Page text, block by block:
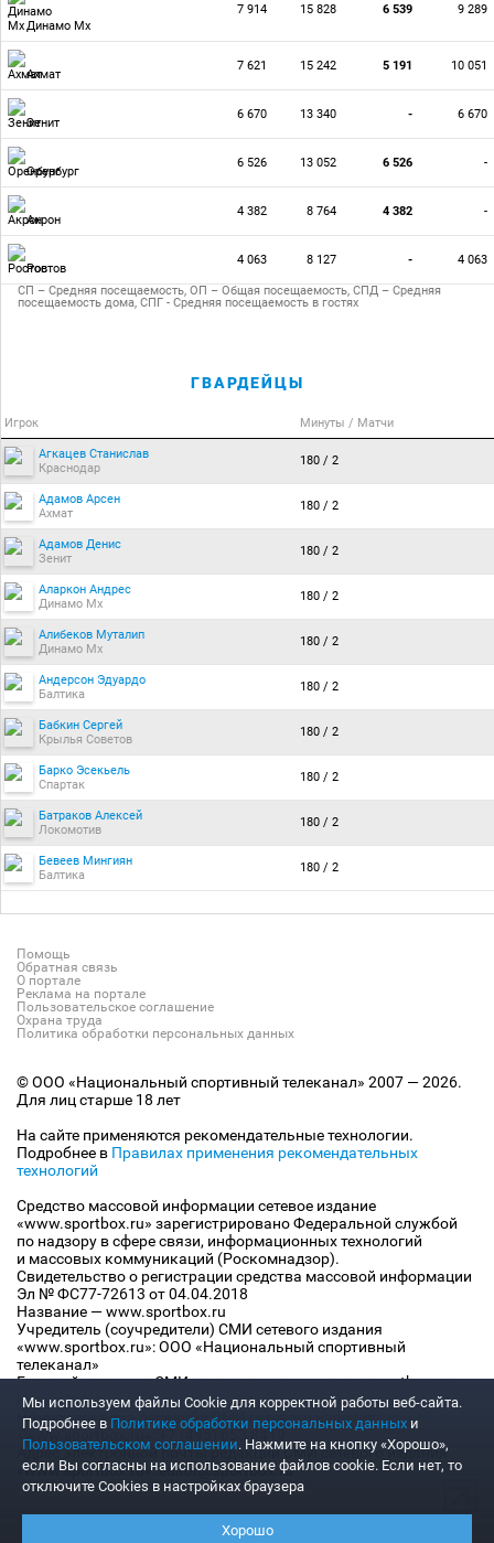
Динамо Мх
7 914 15 828 6 539 9 289
Ахмат
7 621 15 242 5 191 10 051
Зенит
6 670 13 340 - 6 670
Оренбург
6 526 13 052 6 526 -
Акрон
4 382 8 764 4 382 -
Ростов
4 063 8 127 - 4 063
СП – Средняя посещаемость, ОП – Общая посещаемость, СПД – Средняя
посещаемость дома, СПГ - Средняя посещаемость в гостях
ГВАРДЕЙЦЫ
Игрок Минуты / Матчи
Агкацев Станислав
Краснодар
180 / 2
Адамов Арсен
Ахмат
180 / 2
Адамов Денис
Зенит
180 / 2
Аларкон Андрес
Динамо Мх
180 / 2
Алибеков Муталип
Динамо Мх
180 / 2
Андерсон Эдуардо
Балтика
180 / 2
Бабкин Сергей
Крылья Советов
180 / 2
Барко Эсекьель
Спартак
180 / 2
Батраков Алексей
Локомотив
180 / 2
Бевеев Мингиян
Балтика
180 / 2
Помощь
Обратная связь
О портале
Реклама на портале
Пользовательское соглашение
Охрана труда
Политика обработки персональных данных
© ООО «Национальный спортивный телеканал» 2007 — 2026.
Для лиц старше 18 лет
На сайте применяются рекомендательные технологии.
Подробнее в Правилах применения рекомендательных
технологий
Средство массовой информации сетевое издание
«www.sportbox.ru» зарегистрировано Федеральной службой
по надзору в сфере связи, информационных технологий
и массовых коммуникаций (Роскомнадзор).
Свидетельство о регистрации средства массовой информации
Эл № ФС77-72613 от 04.04.2018
Название — www.sportbox.ru
Учредитель (соучредители) СМИ сетевого издания
«www.sportbox.ru»: ООО «Национальный спортивный
телеканал»
Главный редактор СМИ сетевого издания «www.sportbox.ru»:
Конов В.А.
Номер телефона редакции СМИ сетевого издания
«www.sportbox.ru»: +7 (495) 653 8419
Адрес электронной почты редакции СМИ сетевого издания
«www.sportbox.ru»: editor@sportbox.ru
Мы используем файлы Сookie для корректной работы веб-сайта.
Подробнее в Политике обработки персональных данных и
Пользовательском соглашении. Нажмите на кнопку «Хорошо»,
если Вы согласны на использование файлов cookie. Если нет, то
отключите Cookies в настройках браузера
Хорошо